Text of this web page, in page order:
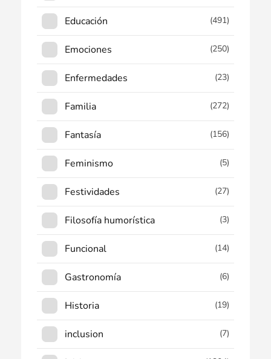
Educación (491)
Emociones (250)
Enfermedades (23)
Familia (272)
Fantasía (156)
Feminismo (5)
Festividades (27)
Filosofía humorística (3)
Funcional (14)
Gastronomía (6)
Historia (19)
inclusion (7)